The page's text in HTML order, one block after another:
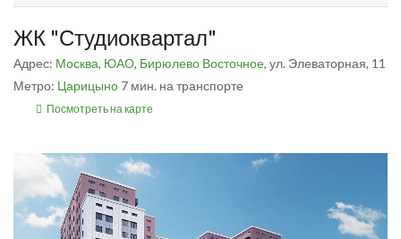
ЖК "Студиоквартал"
Адрес: Москва, ЮАО, Бирюлево Восточное, ул. Элеваторная, 11
Метро: Царицыно 7 мин. на транспорте
Посмотреть на карте